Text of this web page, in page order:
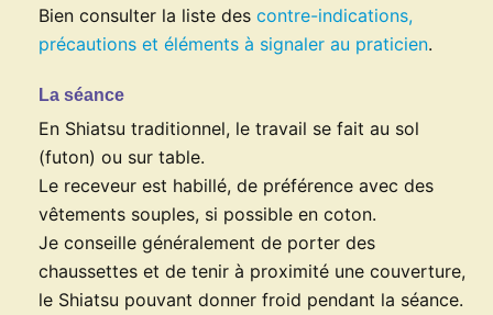
Bien consulter la liste des contre-indications,
précautions et éléments à signaler au praticien.
La séance
En Shiatsu traditionnel, le travail se fait au sol
(futon) ou sur table.
Le receveur est habillé, de préférence avec des
vêtements souples, si possible en coton.
Je conseille généralement de porter des
chaussettes et de tenir à proximité une couverture,
le Shiatsu pouvant donner froid pendant la séance.